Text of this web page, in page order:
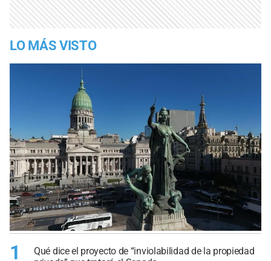
LO MÁS VISTO
1
Qué dice el proyecto de “inviolabilidad de la propiedad